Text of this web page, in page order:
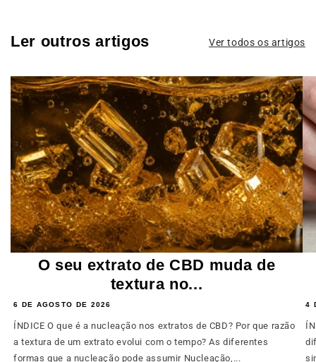
Ler outros artigos Ver todos os artigos
O seu extrato de CBD muda de
textura no...
6 DE AGOSTO DE 2026
ÍNDICE O que é a nucleação nos extratos de CBD? Por que razão
a textura de um extrato evolui com o tempo? As diferentes
formas que a nucleação pode assumir Nucleação,...
4